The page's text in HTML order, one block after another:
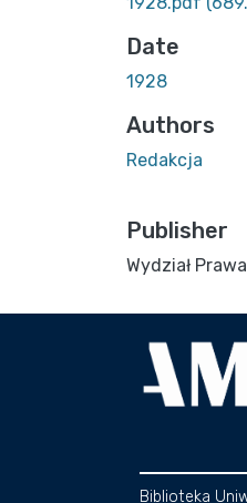
Date
1928
Authors
Redakcja
Publisher
Wydział
Biblioteka